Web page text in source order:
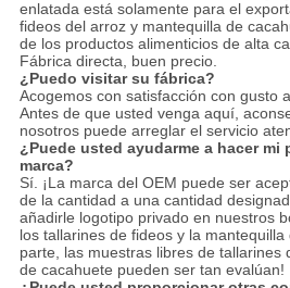
enlatada está solamente para el
fideos del arroz y mantequilla de
de los productos alimenticios de alta
Fábrica directa, buen precio.
¿Puedo visitar su fábrica?
Acogemos con satisfacción con gusto
Antes de que usted venga aquí,
nosotros puede arreglar el servicio
¿Puede usted ayudarme a hacer
marca?
Sí. ¡La marca del OEM puede ser
de la cantidad a una cantidad
añadirle logotipo privado en nuestros
los tallarines de fideos y la
parte, las muestras libres de tallarines
de cacahuete pueden ser tan evalúan!